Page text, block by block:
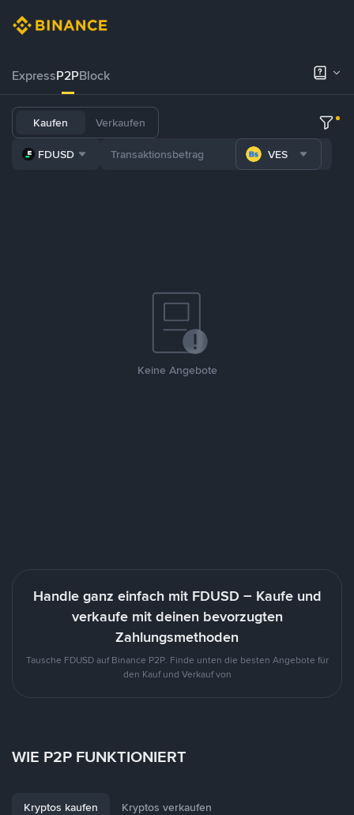
ExpressP2PBlock
Kaufen Verkaufen
FDUSD VES
Keine Angebote
Handle ganz einfach mit FDUSD – Kaufe und
verkaufe mit deinen bevorzugten
Zahlungsmethoden
Tausche FDUSD auf Binance P2P. Finde unten die besten Angebote für
den Kauf und Verkauf von
WIE P2P FUNKTIONIERT
Kryptos kaufen Kryptos verkaufen